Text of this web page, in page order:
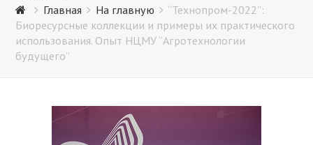
Главная На главную
“Технопром-2022”:
Биоресурсные коллекции и примеры их практического
использования. Опыт НЦМУ “Агротехнологии
будущего”